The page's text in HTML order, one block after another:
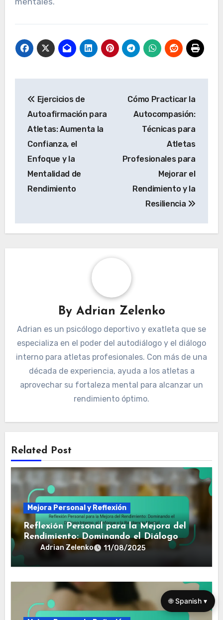
idealmente diaria, fortalece las vías neuronales
asociadas con la confianza y el enfoque,
Post
navigation
Ejercicios de
Cómo Practicar la
Autocompasión:
ByAdrian Zelenko
interno para atletas profesionales. Con más de una
década de experiencia, ayuda a los atletas a
aprovechar su fortaleza mental para alcanzar un
rendimiento óptimo.
Related Post
Mejora Personal y Reflexión
Reflexión Personal para la Mejora del
🌐 Spanish ▾